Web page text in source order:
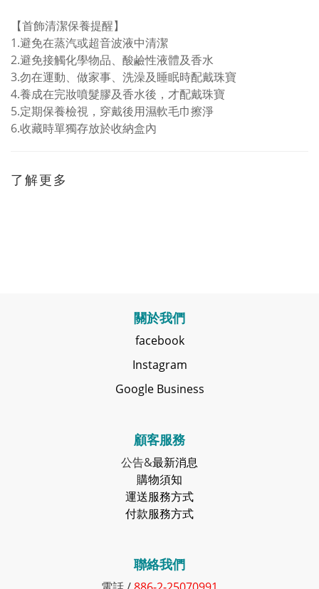
【首飾清潔保養提醒】
1.避免在蒸汽或超音波液中清潔
2.避免接觸化學物品、酸鹼性液體及香水
3.勿在運動、做家事、洗澡及睡眠時配戴珠寶
4.養成在完妝噴髮膠及香水後，才配戴珠寶
5.定期保養檢視，穿戴後用濕軟毛巾擦淨
6.收藏時單獨存放於收納盒內
了解更多
關於我們
facebook
Instagram
Google Business
顧客服務
公告&最新消息
購物須知
運送服務方式
付款服務方式
聯絡我們